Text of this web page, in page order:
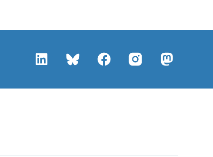
LinkedIn Bluesky FacebookInstagram